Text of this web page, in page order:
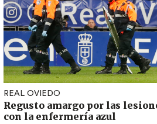
REAL OVIEDO
Regusto amargo por las
con la enfermería azul